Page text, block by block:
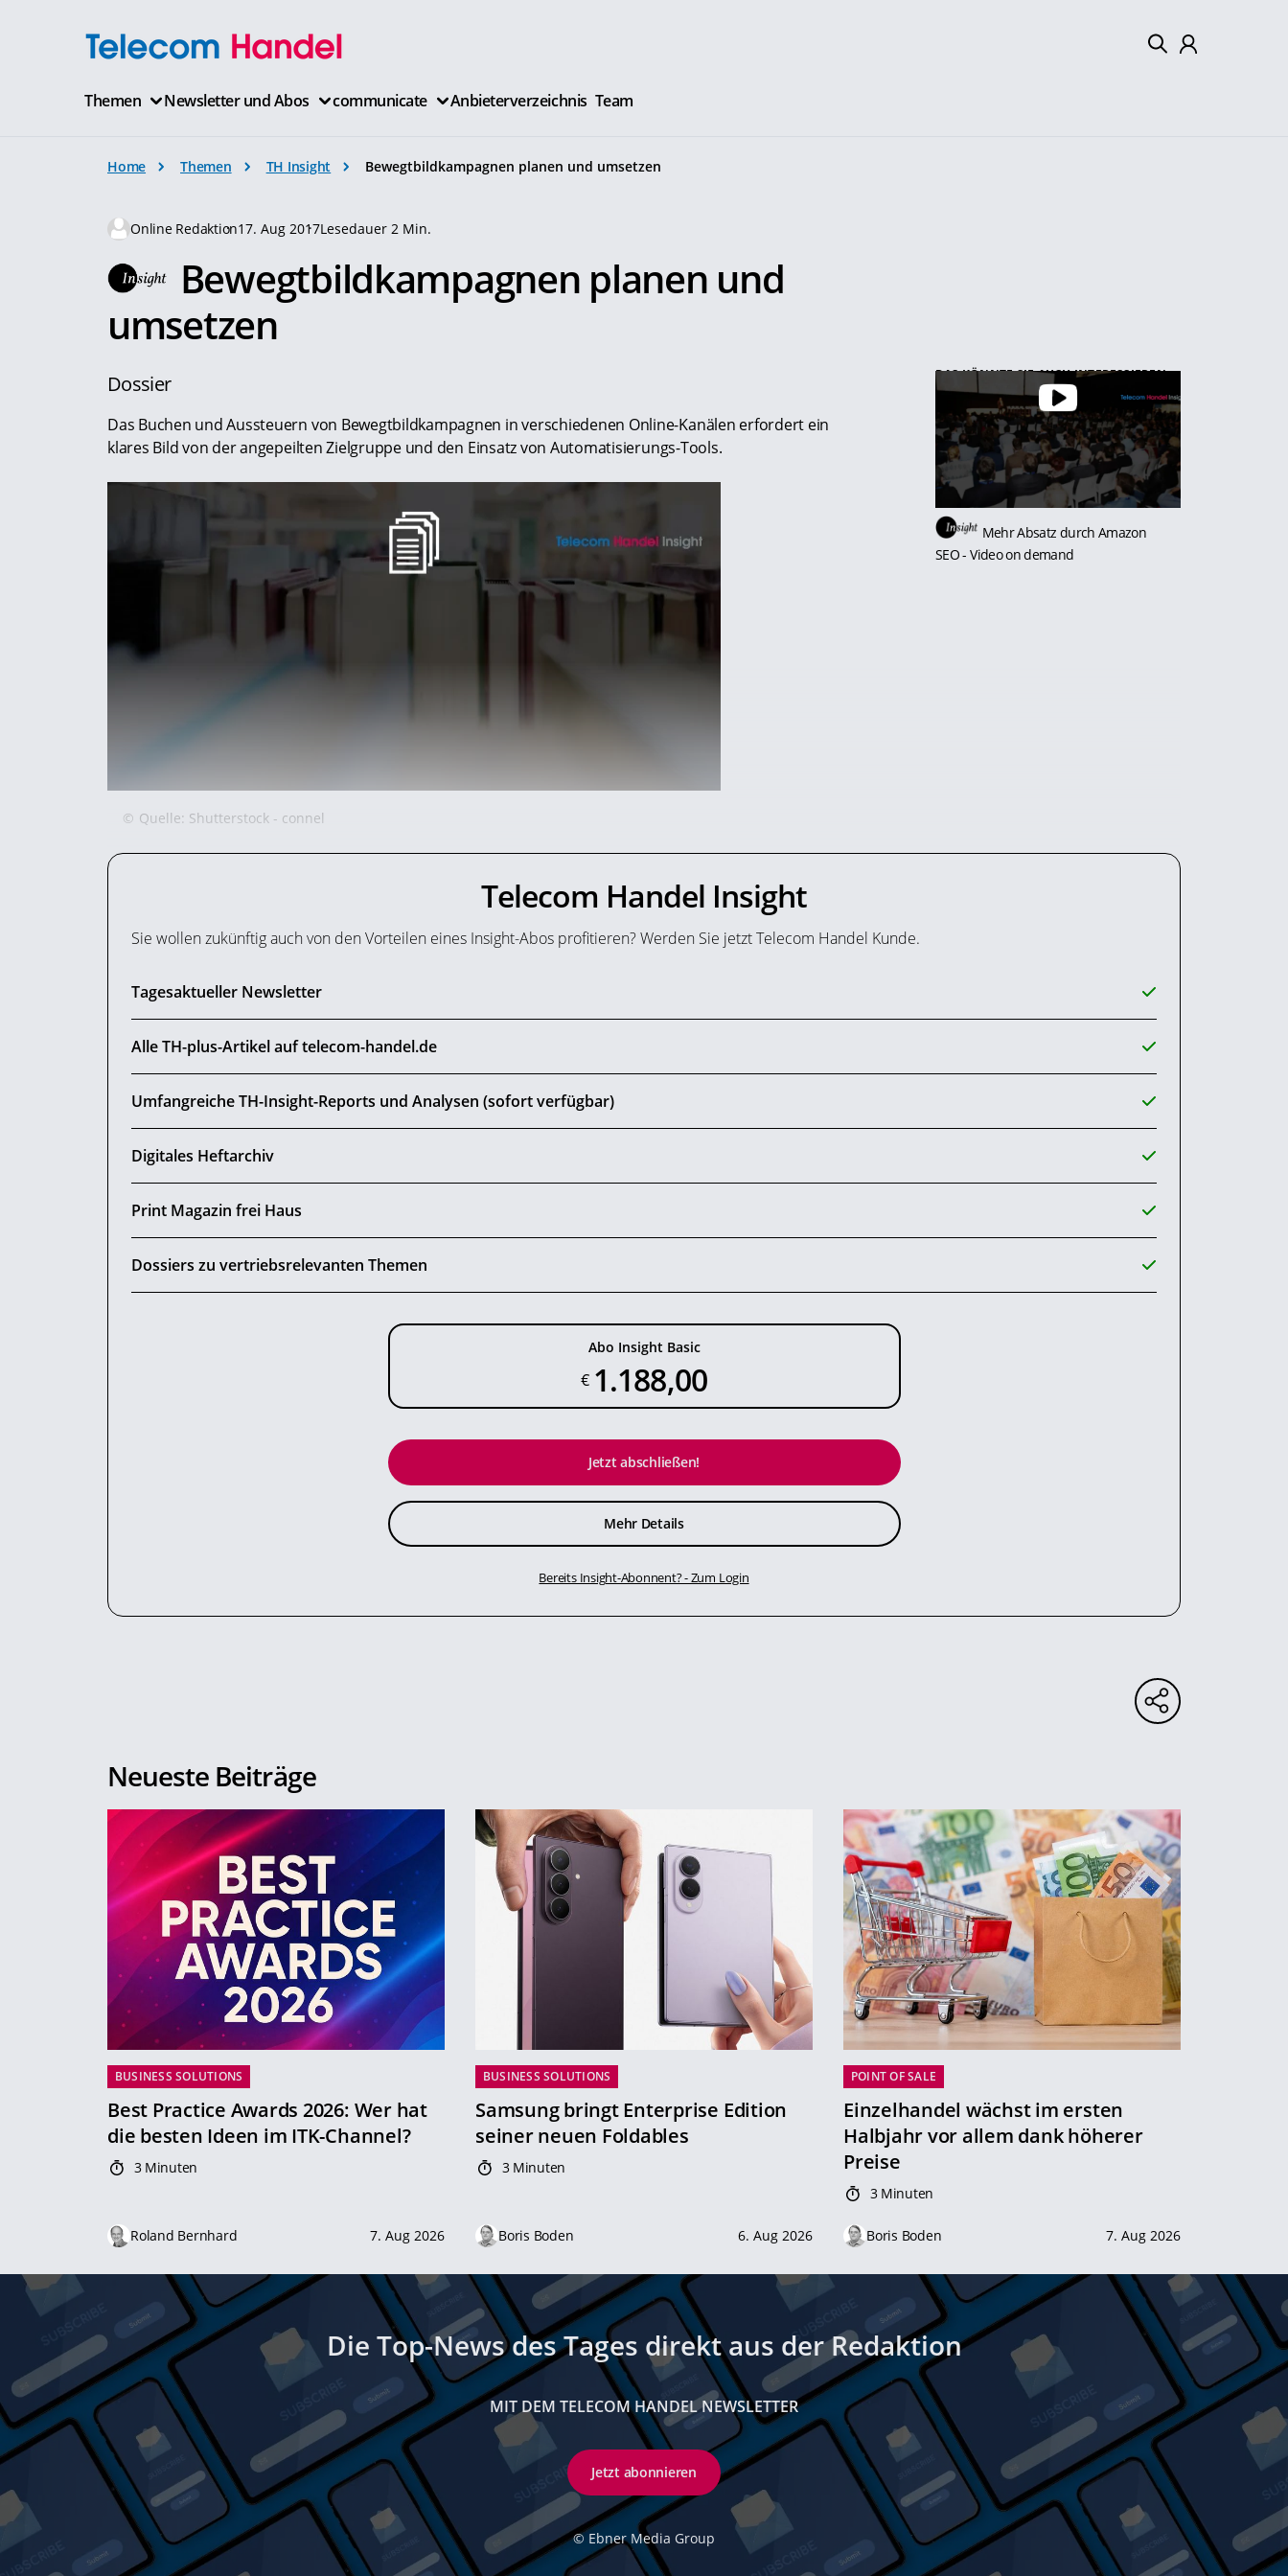
Themen Newsletter und Abos communicate Anbieterverzeichnis Team
Home Themen TH Insight Bewegtbildkampagnen planen und umsetzen
Online Redaktion17. Aug 2017Lesedauer 2 Min.
Bewegtbildkampagnen planen und
umsetzen
Dossier
Das Buchen und Aussteuern von Bewegtbildkampagnen in verschiedenen Online-Kanälen erfordert ein
klares Bild von der angepeilten Zielgruppe und den Einsatz von Automatisierungs-Tools.
© Quelle: Shutterstock - connel
DAS KÖNNTE SIE AUCH INTERESSIEREN:
Mehr Absatz durch Amazon
SEO- Video on demand
Telecom Handel Insight
Sie wollen zukünftig auch von den Vorteilen eines Insight-Abos profitieren? Werden Sie jetzt Telecom Handel Kunde.
Tagesaktueller Newsletter
Alle TH-plus-Artikel auf telecom-handel.de
Umfangreiche TH-Insight-Reports und Analysen (sofort verfügbar)
Digitales Heftarchiv
Print Magazin frei Haus
Dossiers zu vertriebsrelevanten Themen
Abo Insight Basic
€ 1.188,00
Jetzt abschließen!
Mehr Details
Bereits Insight-Abonnent? - Zum Login
Neueste Beiträge
BUSINESS SOLUTIONS
Best Practice Awards 2026: Wer hat
die besten Ideen im ITK-Channel?
3 Minuten
Roland Bernhard 7. Aug 2026
BUSINESS SOLUTIONS
Samsung bringt Enterprise Edition
seiner neuen Foldables
3 Minuten
Boris Boden 6. Aug 2026
POINT OF SALE
Einzelhandel wächst im ersten
Halbjahr vor allem dank höherer
Preise
3 Minuten
Boris Boden 7. Aug 2026
Die Top-News des Tages direkt aus der Redaktion
MIT DEM TELECOM HANDEL NEWSLETTER
Jetzt abonnieren
© Ebner Media Group